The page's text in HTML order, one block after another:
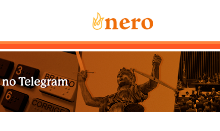
Mais Lidas Sobre Nós